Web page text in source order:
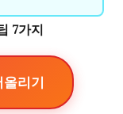
7가지
리기